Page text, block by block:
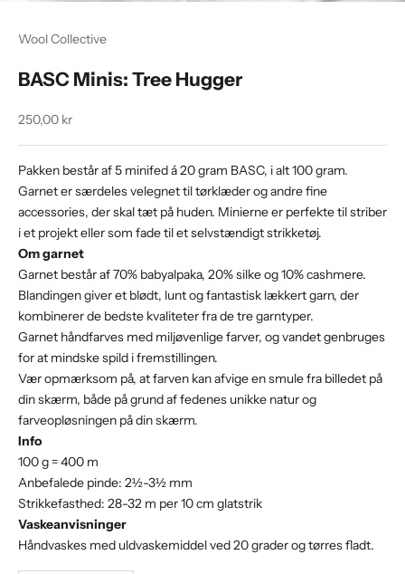
Wool Collective
BASC Minis: Tree Hugger
Salgspris
250,00 kr
Pakken består af 5 minifed á 20 gram BASC, i alt 100 gram.
Garneter særdeles velegnet til tørklæder og andre fine
accessories, der skal tæt på huden. Minierne er perfekte til striber
i et projekt eller som fade til et selvstændigt strikketøj.
Om garnet
Garnet består af 70% babyalpaka, 20% silke og 10% cashmere.
Blandingen giver et blødt, lunt og fantastisk lækkert garn, der
kombinerer de bedste kvaliteter fra de tre garntyper.
Garnet håndfarves med miljøvenlige farver, og vandet genbruges
for at mindske spild i fremstillingen.
Vær opmærksom på, at farven kan afvige en smule fra billedet på
din skærm, både på grund af fedenes unikke natur og
farveopløsningen på din skærm.
Info
100 g = 400 m
Anbefalede pinde: 2½-3½ mm
Strikkefasthed: 28-32 m per 10 cm glatstrik
Vaskeanvisninger
Håndvaskes med uldvaskemiddel ved 20 grader og tørres fladt.